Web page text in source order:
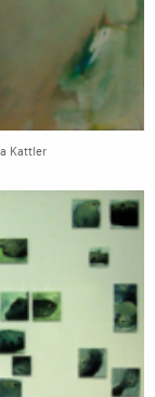
Kattler